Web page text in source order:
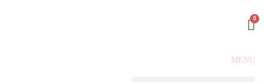
MENU